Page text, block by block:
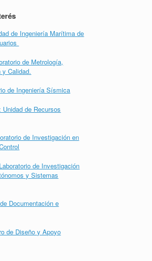
de Ingeniería Marítima de
de Metrología,
y Calidad.
de Ingeniería Sísmica
Unidad de Recursos
de Investigación en
de Investigación
y Sistemas
Documentación e
de Diseño y Apoyo